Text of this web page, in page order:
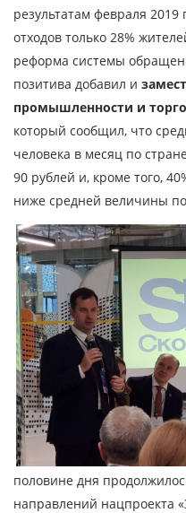
результатам февраля 2019
отходов только 28%
реформа системы
позитива добавил и
промышленности и
который сообщил, что
человека в месяц по
90 рублей и, кроме того,
ниже средней величины
половине дня
направлений нацпроекта